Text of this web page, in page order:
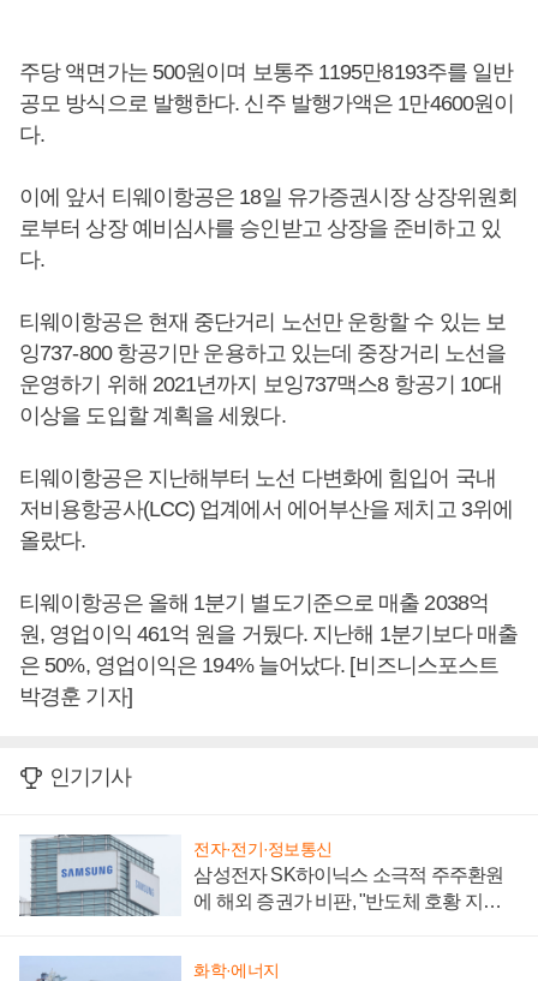
주당 액면가는 500원이며 보통주 1195만8193주를 일반
공모 방식으로 발행한다. 신주 발행가액은 1만4600원이
다.
이에 앞서 티웨이항공은 18일 유가증권시장 상장위원회
로부터 상장 예비심사를 승인받고 상장을 준비하고 있
다.
티웨이항공은 현재 중단거리 노선만 운항할 수 있는 보
잉737-800 항공기만 운용하고 있는데 중장거리 노선을
운영하기 위해 2021년까지 보잉737맥스8 항공기 10대
이상을 도입할 계획을 세웠다.
티웨이항공은 지난해부터 노선 다변화에 힘입어 국내
저비용항공사(LCC) 업계에서 에어부산을 제치고 3위에
올랐다.
티웨이항공은 올해 1분기 별도기준으로 매출 2038억
원, 영업이익 461억 원을 거뒀다. 지난해 1분기보다 매출
은 50%, 영업이익은 194% 늘어났다. [비즈니스포스트
박경훈 기자]
인기기사
전자·전기·정보통신
삼성전자 SK하이닉스 소극적 주주환원
에 해외 증권가 비판, "반도체 호황 지속
화학·에너지